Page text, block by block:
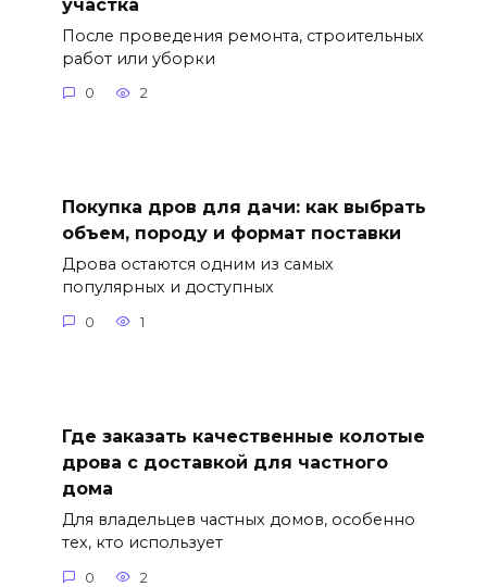
После проведения ремонта, строительных
работ или уборки
0 2
Покупка дров для дачи: как выбрать
объем, породу и формат поставки
Дрова остаются одним из самых
популярных и доступных
0 1
Где заказать качественные колотые
дрова с доставкой для частного
дома
Для владельцев частных домов, особенно
тех, кто использует
0 2